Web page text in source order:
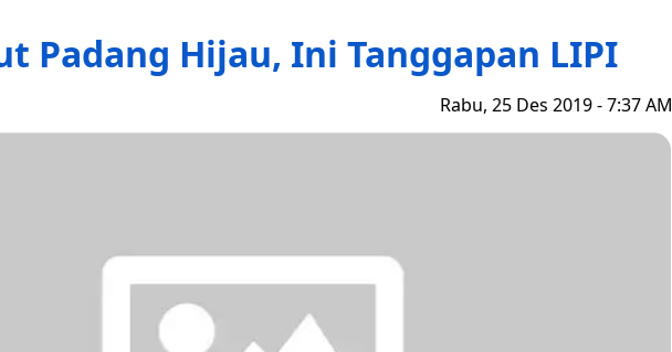
Padang Hijau, Ini Tanggapan LIPI
Rabu, 25 Des 2019 - 7:37 AM